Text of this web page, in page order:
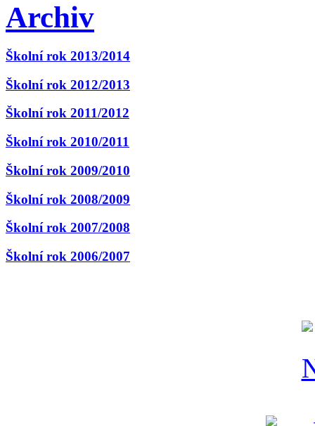
Archiv
Školní rok 2013/2014
Školní rok 2012/2013
Školní rok 2011/2012
Školní rok 2010/2011
Školní rok 2009/2010
Školní rok 2008/2009
Školní rok 2007/2008
Školní rok 2006/2007